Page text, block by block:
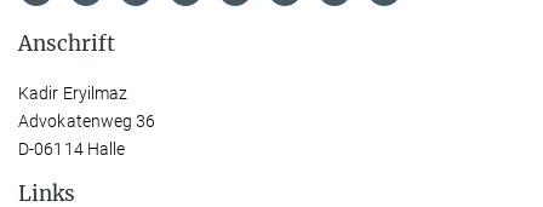
Anschrift
Kadir Eryilmaz
Advokatenweg 36
D-06114 Halle
Links